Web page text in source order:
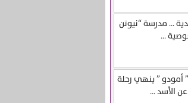
… مدرسة “نيوتن
...
أمودو ” ينهي رحلة
الأسد ...